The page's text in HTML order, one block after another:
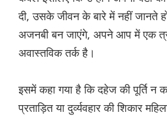
दी, उसके जीवन के बारे में नहीं जानते
अजनबी बन जाएंगे, अपने आप में एक
अवास्तविक तर्क है।
इसमें कहा गया है कि दहेज की पूर्ति न
प्रताड़ित या दुर्व्यवहार की शिकार